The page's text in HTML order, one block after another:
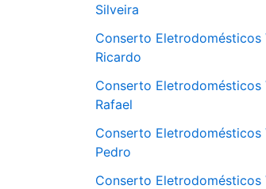
Silveira
Conserto Eletrodomésticos
Ricardo
Conserto Eletrodomésticos
Rafael
Conserto Eletrodomésticos
Pedro
Conserto Eletrodomésticos